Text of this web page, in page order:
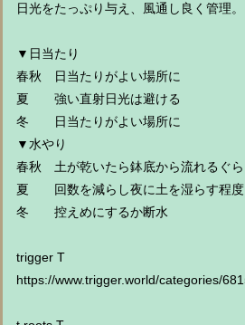
日光をたっぷり与え、風通し良く管理。
▼日当たり
春秋 日当たりがよい場所に
夏 強い直射日光は避ける
冬 日当たりがよい場所に
▼水やり
春秋 土が乾いたら鉢底から流れるぐ
夏 回数を減らし夜に土を湿らす程度
冬 控えめにするか断水
trigger T
https://www.trigger.world/categories/